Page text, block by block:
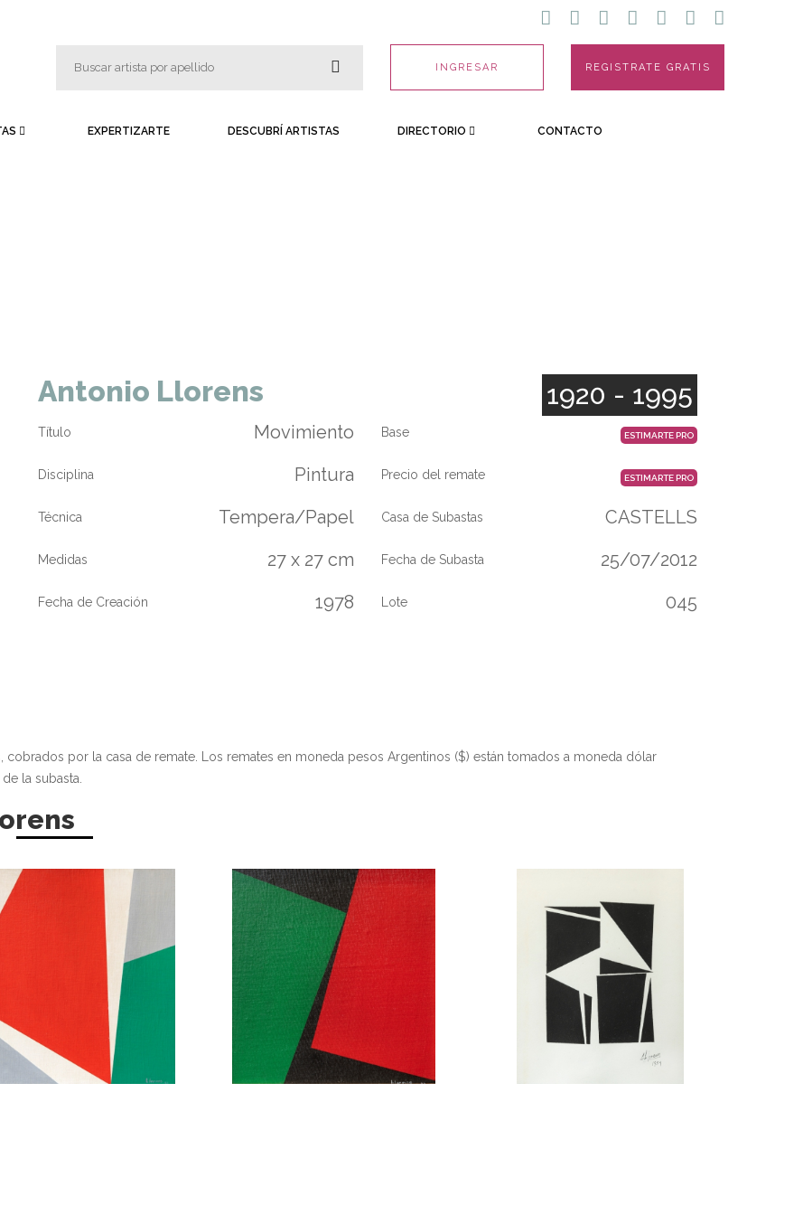
INGRESAR REGISTRATE GRATIS
EXPERTIZARTE DESCUBRÍ ARTISTAS DIRECTORIO CONTACTO
1920 - 1995
Antonio Llorens
Título Movimiento
Disciplina Pintura
Técnica Tempera/Papel
Medidas 27 x 27 cm
Fecha de Creación 1978
Base ESTIMARTE PRO
Precio del remate ESTIMARTE PRO
Casa de Subastas CASTELLS
Fecha de Subasta 25/07/2012
Lote 045
por la casa de remate. Los remates en moneda pesos Argentinos ($) están tomados a moneda dólar
la subasta.